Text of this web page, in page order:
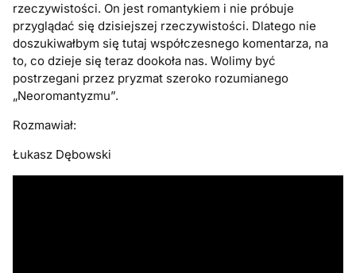
rzeczywistości. On jest romantykiem i nie próbuje
przyglądać się dzisiejszej rzeczywistości. Dlatego nie
doszukiwałbym się tutaj współczesnego komentarza, na
to, co dzieje się teraz dookoła nas. Wolimy być
postrzegani przez pryzmat szeroko rozumianego
„Neoromantyzmu”.
Rozmawiał:
Łukasz Dębowski